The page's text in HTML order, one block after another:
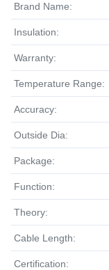
Brand Name:
Insulation:
Warranty:
Temperature Range:
Accuracy:
Outside Dia:
Package:
Function:
Theory:
Cable Length:
Certification: